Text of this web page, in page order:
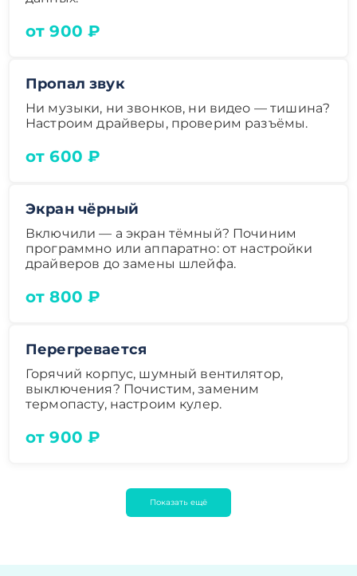
от 900 ₽
Пропал звук
Ни музыки, ни звонков, ни видео — тишина?
Настроим драйверы, проверим разъёмы.
от 600 ₽
Экран чёрный
Включили — а экран тёмный? Починим
программно или аппаратно: от настройки
драйверов до замены шлейфа.
от 800 ₽
Перегревается
Горячий корпус, шумный вентилятор,
выключения? Почистим, заменим
термопасту, настроим кулер.
от 900 ₽
Показать ещё